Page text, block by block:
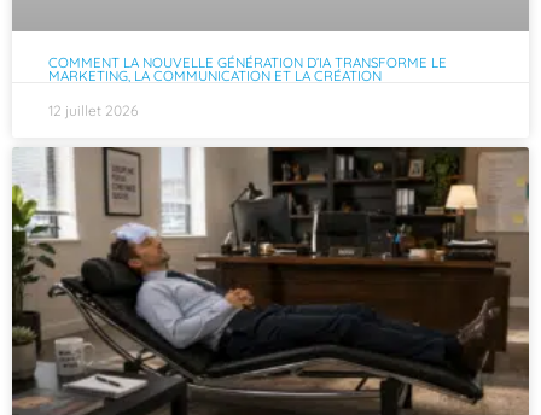
COMMENT LA NOUVELLE GÉNÉRATION D’IA TRANSFORME LE
MARKETING, LA COMMUNICATION ET LA CRÉATION
12 juillet 2026